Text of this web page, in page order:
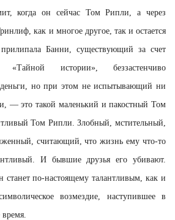
когда он сейчас Том Рипли, а через
как и многое другое, так и остается
Банни, существующий за счет
истории», беззастенчиво
но при этом не испытывающий ни
— это такой маленький и пакостный Том
Том Рипли. Злобный, мстительный,
считающий, что жизнь ему что-то
И бывшие друзья его убивают.
по-настоящему талантливым, как и
возмездие, наступившее в
время.